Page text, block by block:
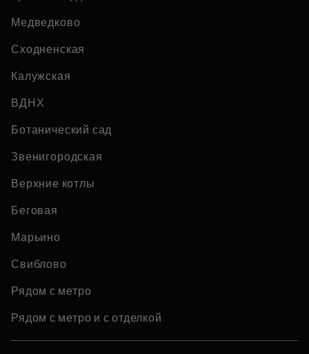
Медведково
Сходненская
Калужская
ВДНХ
Ботанический сад
Звенигородская
Верхние котлы
Беговая
Марьино
Свиблово
Рядом с метро
Рядом с метро и с отделкой